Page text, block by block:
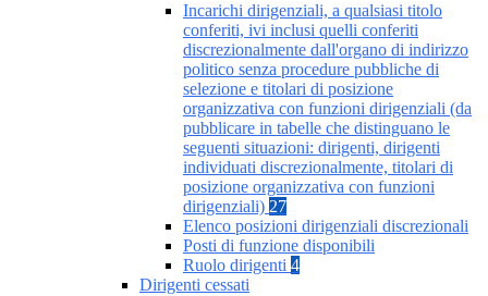
Incarichi dirigenziali, a qualsiasi titolo
conferiti, ivi inclusi quelli conferiti
discrezionalmente dall'organo di indirizzo
politico senza procedure pubbliche di
selezione e titolari di posizione
organizzativa con funzioni dirigenziali (da
pubblicare in tabelle che distinguano le
seguenti situazioni: dirigenti, dirigenti
individuati discrezionalmente, titolari di
posizione organizzativa con funzioni
dirigenziali) 27
Elenco posizioni dirigenziali discrezionali
Posti di funzione disponibili
Ruolo dirigenti 4
Dirigenti cessati